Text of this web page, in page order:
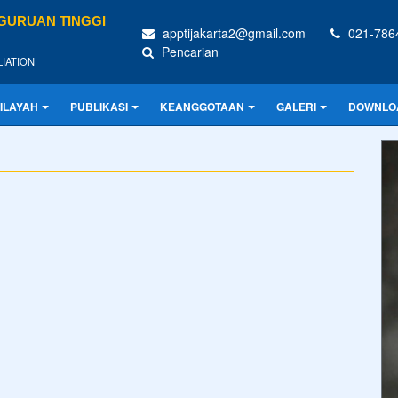
TINGGI
apptijakarta2@gmail.com
021-
Pencarian
PUBLIKASI KEANGGOTAAN GALERI